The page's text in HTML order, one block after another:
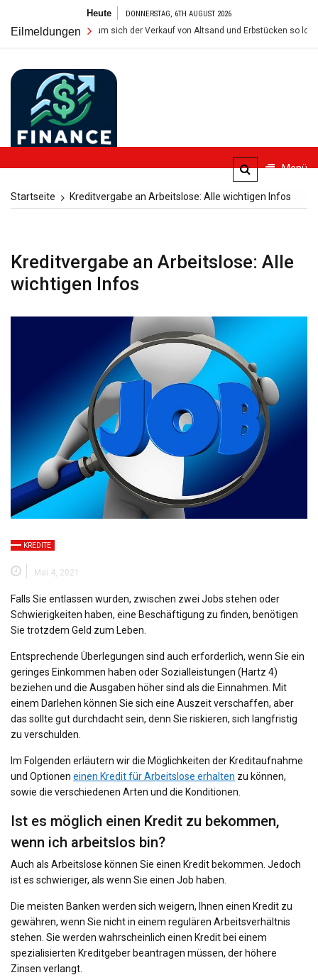
springen
Heute DONNERSTAG, 6TH AUGUST 2026
Eilmeldungen
Tresor: Warum sich der Verkauf von Altsand und Erbstücken so lohnt
Finanzielle Bildung für alle Menü
Startseite Kreditvergabe an Arbeitslose: Alle wichtigen Infos
Kreditvergabe an Arbeitslose: Alle
wichtigen Infos
KREDITE
Mai 4, 2021
Falls Sie entlassen wurden, zwischen zwei Jobs stehen oder
Schwierigkeiten haben, eine Beschäftigung zu finden, benötigen
Sie trotzdem Geld zum Leben.
Entsprechende Überlegungen sind auch erforderlich, wenn Sie ein
geringes Einkommen haben oder Sozialleistungen (Hartz 4)
beziehen und die Ausgaben höher sind als die Einnahmen. Mit
einem Darlehen können Sie sich eine Auszeit verschaffen, aber
das sollte gut durchdacht sein, denn Sie riskieren, sich langfristig
zu verschulden.
Im Folgenden erläutern wir die Möglichkeiten der Kreditaufnahme
und Optionen einen Kredit für Arbeitslose erhalten zu können,
sowie die verschiedenen Arten und die Konditionen.
Ist es möglich einen Kredit zu bekommen,
wenn ich arbeitslos bin?
Auch als Arbeitslose können Sie einen Kredit bekommen. Jedoch
ist es schwieriger, als wenn Sie einen Job haben.
Die meisten Banken werden sich weigern, Ihnen einen Kredit zu
gewähren, wenn Sie nicht in einem regulären Arbeitsverhältnis
stehen. Sie werden wahrscheinlich einen Kredit bei einem
spezialisierten Kreditgeber beantragen müssen, der höhere
Zinsen verlangt.